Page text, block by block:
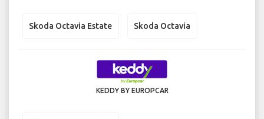
Skoda Octavia Estate Skoda Octavia
KEDDY BY EUROPCAR